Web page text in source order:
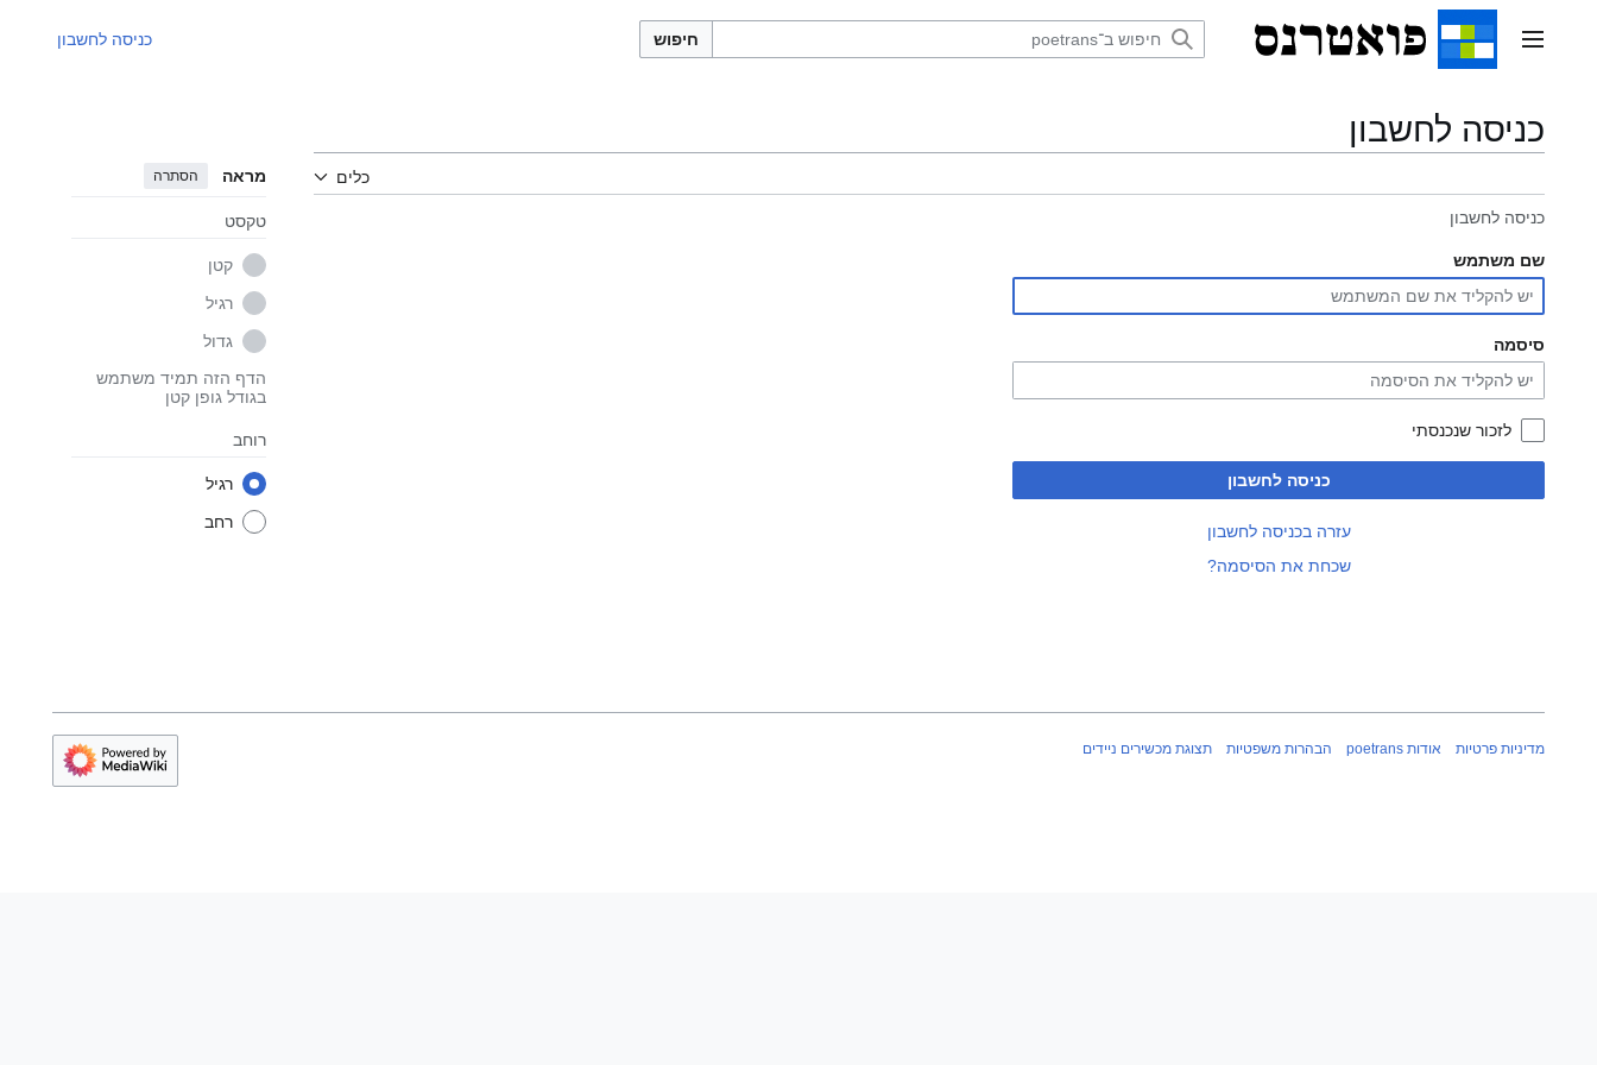
תפריט ראשי חיפוש כניסה לחשבון
כניסה לחשבון
כלים מראה הסתרה
טקסט
קטן
רגיל
גדול
הדף הזה תמיד משתמש
בגודל גופן קטן
רוחב
רגיל
רחב
כניסה לחשבון
שם משתמש
סיסמה
לזכור שנכנסתי
כניסה לחשבון
עזרה בכניסה לחשבון
שכחת את הסיסמה?
מדיניות פרטיות אודות poetrans הבהרות משפטיות תצוגת מכשירים ניידים